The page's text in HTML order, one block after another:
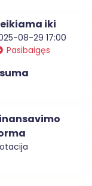
iki
08-29 17:00
Pasibaigęs